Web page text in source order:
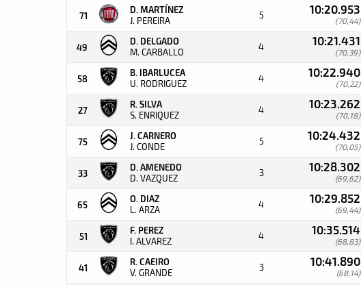
71
D. MARTÍNEZ
J. PEREIRA 5 10:20.953
(70,44)
49
D. DELGADO
M. CARBALLO 4 10:21.431
(70,39)
58
B. IBARLUCEA
U. RODRIGUEZ 4 10:22.940
(70,22)
27
R. SILVA
S. ENRIQUEZ 4 10:23.262
(70,18)
75
J. CARNERO
J. CONDE 5 10:24.432
(70,05)
33
D. AMENEDO
D. VAZQUEZ 3 10:28.302
(69,62)
65
O. DIAZ
L. ARZA 4 10:29.852
(69,44)
51
F. PEREZ
I. ALVAREZ 4 10:35.514
(68,83)
41
R. CAEIRO
V. GRANDE 3 10:41.890
(68,14)